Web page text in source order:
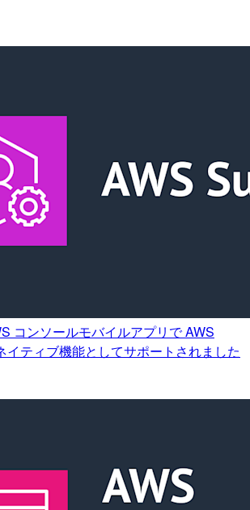
コンソールモバイルアプリで AWS
イティブ機能としてサポートされました